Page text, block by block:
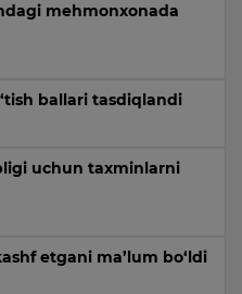
mehmonxonada
ballari tasdiqlandi
uchun taxminlarni
etgani ma’lum bo‘ldi